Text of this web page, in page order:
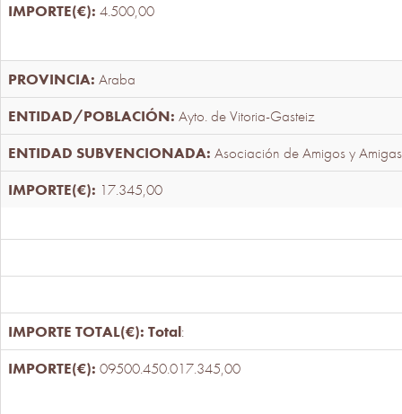
4.500,00
Araba
Ayto. de Vitoria-Gasteiz
Asociación de Amigos y
17.345,00
Total:
09500.450.017.345,00